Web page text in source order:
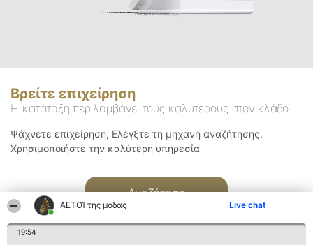
ΑΕΤΟΊ της μόδας Live chat
19:54
Βρείτε επιχείρηση
Η κατάταξη περιλαμβάνει τους καλύτερους στον κλάδο
Ψάχνετε επιχείρηση; Ελέγξτε τη μηχανή αναζήτησης.
Χρησιμοποιήστε την καλύτερη υπηρεσία
Αναζήτηση